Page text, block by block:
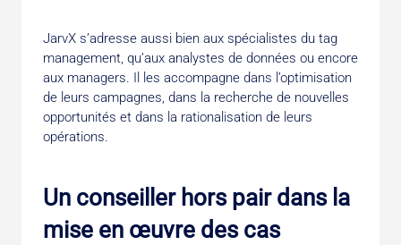
JarvX s’adresse aussi bien aux spécialistes du tag
management, qu’aux analystes de données ou encore
aux managers. Il les accompagne dans l’optimisation
de leurs campagnes, dans la recherche de nouvelles
opportunités et dans la rationalisation de leurs
opérations.
Un conseiller hors pair dans la
mise en œuvre des cas